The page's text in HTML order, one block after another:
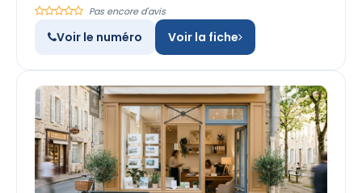
Pas encore d'avis
Voir le numéro Voir la fiche